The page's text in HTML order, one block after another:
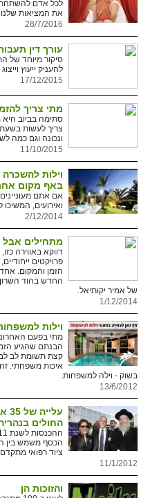
לכל אדם
את המציאות שלנו
28/7/2016
עורך דין
סיקור מיוחד של
להעניק ייעוץ
17/12/2015
מתי צריך
סתימה בביוב
צריך לעשות
ונכונה וגם כמה
11/10/2015
וילות
באף מקום
אם אתם
ואירועים, המשיכו
2/12/2014
מתחילים
דווקא באווירה
פרויקטים
הזמן והמקום.
החדש בהוד השרון,
של אמיר יקותיאל.
1/12/2014
וילות
מתי בפעם
הבנתם שהגיע
קצת תשומת לב
איכות משפחתי.
בשוק - וילה למשפחות.
13/6/2012
החולים
ציוד רפואי
11/1/2012
והזוכות הן